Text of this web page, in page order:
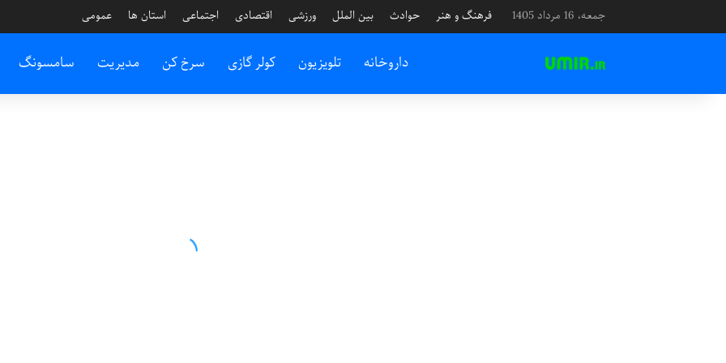
جمعه، 16 مرداد 1405 فرهنگ و هنر حوادث بین الملل ورزشی اقتصادی اجتماعی استان ها عمومی
داروخانه تلویزیون کولر گازی سرخ کن مدیریت سامسونگ